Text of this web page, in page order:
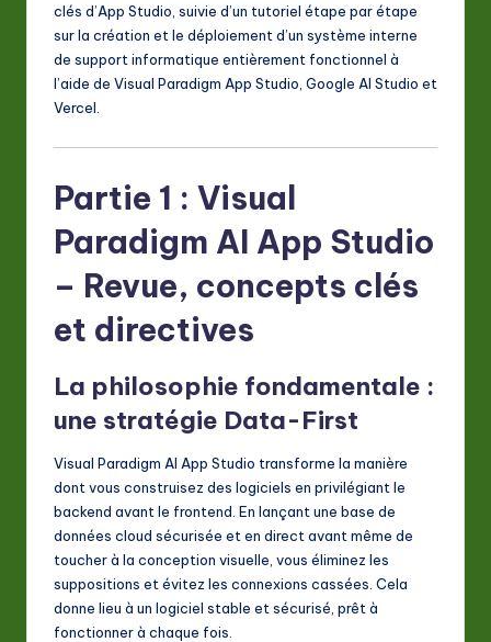
clés d’App Studio, suivie d’un tutoriel étape par étape
sur la création et le déploiement d’un système interne
de support informatique entièrement fonctionnel à
l’aide de Visual Paradigm App Studio, Google AI Studio et
Vercel.
Partie 1 : Visual
Paradigm AI App Studio
– Revue, concepts clés
et directives
La philosophie fondamentale :
une stratégie Data-First
Visual Paradigm AI App Studio transforme la manière
dont vous construisez des logiciels en privilégiant le
backend avant le frontend. En lançant une base de
données cloud sécurisée et en direct avant même de
toucher à la conception visuelle, vous éliminez les
suppositions et évitez les connexions cassées. Cela
donne lieu à un logiciel stable et sécurisé, prêt à
fonctionner à chaque fois.